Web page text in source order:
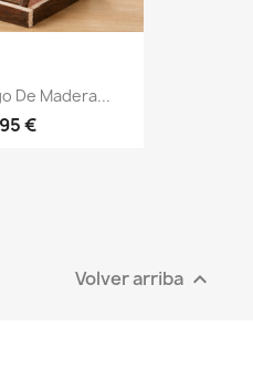
De Madera...
€
Volver arriba 